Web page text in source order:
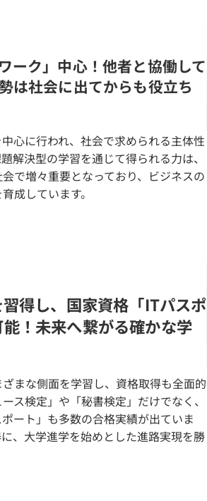
ーク」中心！他者と協働して
は社会に出てからも役立ち
心に行われ、社会で求められる主体性
解決型の学習を通じて得られる力は、
で増々重要となっており、ビジネスの
成しています。
得し、国家資格「ITパスポ
！未来へ繋がる確かな学
まな側面を学習し、資格取得も全面的
ス検定」や「秘書検定」だけでなく、
ート」も多数の合格実績が出ていま
、大学進学を始めとした進路実現を勝